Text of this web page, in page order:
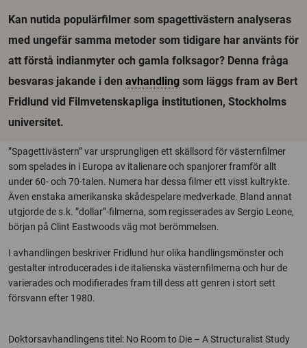
Kan nutida populärfilmer som spagettivästern analyseras
med ungefär samma metoder som tidigare har använts för
att förstå indianmyter och gamla folksagor? Denna fråga
besvaras jakande i den avhandling som läggs fram av Bert
Fridlund vid Filmvetenskapliga institutionen, Stockholms
universitet.
”Spagettivästern” var ursprungligen ett skällsord för västernfilmer
som spelades in i Europa av italienare och spanjorer framför allt
under 60- och 70-talen. Numera har dessa filmer ett visst kultrykte.
Även enstaka amerikanska skådespelare medverkade. Bland annat
utgjorde de s.k. ”dollar”-filmerna, som regisserades av Sergio Leone,
början på Clint Eastwoods väg mot berömmelsen.
I avhandlingen beskriver Fridlund hur olika handlingsmönster och
gestalter introducerades i de italienska västernfilmerna och hur de
varierades och modifierades fram till dess att genren i stort sett
försvann efter 1980.
Doktorsavhandlingens titel: No Room to Die – A Structuralist Study